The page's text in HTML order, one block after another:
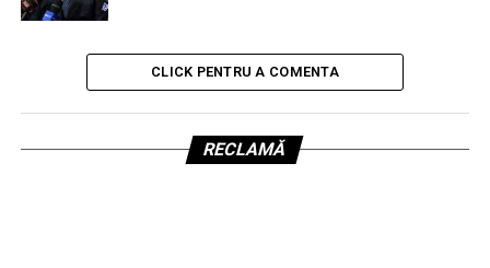
CLICK PENTRU A COMENTA
RECLAMĂ